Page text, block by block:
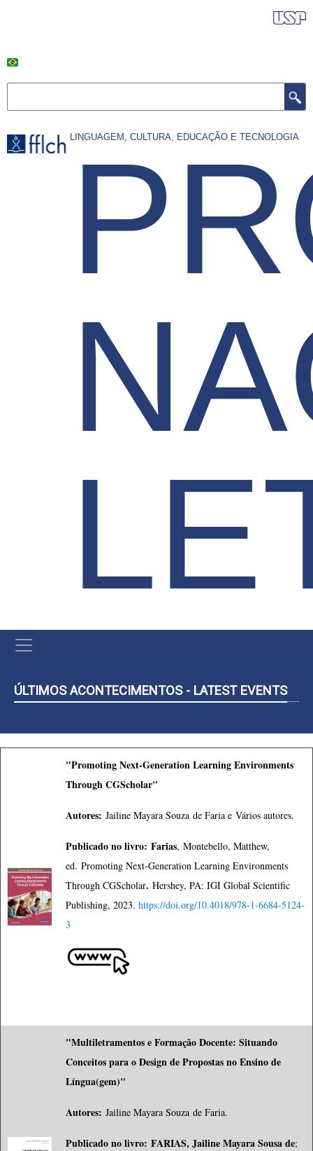
conteúdo
LINGUAGEM, CULTURA, EDUCAÇÃO E TECNOLOGIA
NAVEGAÇÃO
ÚLTIMOS ACONTECIMENTOS - LATEST EVENTS
"Promoting Next-Generation Learning Environments
Through CGScholar"
Autores: Jailine Mayara Souza de Faria e Vários autores.
Publicado no livro: Farias, Montebello, Matthew,
ed. Promoting Next-Generation Learning Environments
Through CGScholar. Hershey, PA: IGI Global Scientific
Publishing, 2023. https://doi.org/10.4018/978-1-6684-5124-
3
"Multiletramentos e Formação Docente: Situando
Conceitos para o Design de Propostas no Ensino de
Língua(gem)"
Autores: Jailine Mayara Souza de Faria.
Publicado no livro: FARIAS, Jailine Mayara Sousa de;